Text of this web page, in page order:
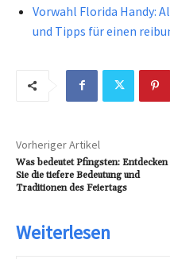
Vorwahl Florida Handy:
und Tipps für einen
Vorheriger Artikel
Was bedeutet Pfingsten: Entdecken
Sie die tiefere Bedeutung und
Traditionen des Feiertags
Weiterlesen